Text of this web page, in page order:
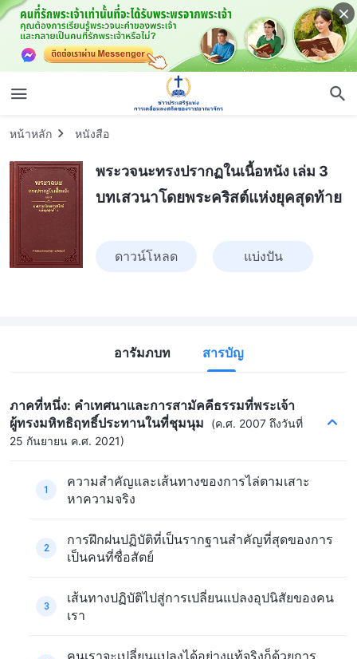
หน้าหลัก หนังสือ
พระวจนะทรงปรากฏในเนื้อหนัง เล่ม 3
บทเสวนาโดยพระคริสต์แห่งยุคสุดท้าย
ดาวน์โหลด แบ่งปัน
อารัมภบท สารบัญ
ภาคที่หนึ่ง: คำเทศนาและการสามัคคีธรรมที่พระเจ้า
ผู้ทรงมหิทธิฤทธิ์ประทานในที่ชุมนุม
(ค.ศ. 2007 ถึงวันที่
25 กันยายน ค.ศ. 2021)
1
ความสำคัญและเส้นทางของการไล่ตามเสาะ
หาความจริง
2
การฝึกฝนปฏิบัติที่เป็นรากฐานสำคัญที่สุดของการ
เป็นคนที่ซื่อสัตย์
3
เส้นทางปฏิบัติไปสู่การเปลี่ยนแปลงอุปนิสัยของคน
เรา
คนเราจะเปลี่ยนแปลงได้อย่างแท้จริงก็ด้วยการ